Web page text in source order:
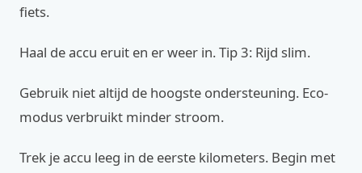
fiets.
Haal de accu eruit en er weer in. Tip 3: Rijd slim.
Gebruik niet altijd de hoogste ondersteuning. Eco-
modus verbruikt minder stroom.
Trek je accu leeg in de eerste kilometers. Begin met